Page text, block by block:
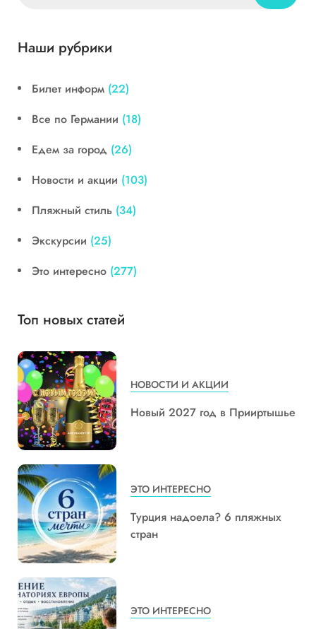
Наши рубрики
Билет информ (22)
Все по Германии (18)
Едем за город (26)
Новости и акции (103)
Пляжный стиль (34)
Экскурсии (25)
Это интересно (277)
Топ новых статей
НОВОСТИ И АКЦИИ
Новый 2027 год в Прииртышье
ЭТО ИНТЕРЕСНО
Турция надоела? 6 пляжных
стран
ЭТО ИНТЕРЕСНО